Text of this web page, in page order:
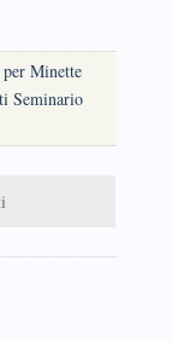
Minette
Seminario